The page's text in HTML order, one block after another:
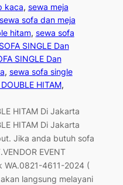
kaca, sewa meja
sewa sofa dan meja
hitam, sewa sofa
SINGLE Dan
SINGLE Dan
, sewa sofa single
HITAM
HITAM Di Jakarta
HITAM Di Jakarta
Jika anda butuh sofa
EVENT
WA.0821-4611-2024 (
langsung melayani